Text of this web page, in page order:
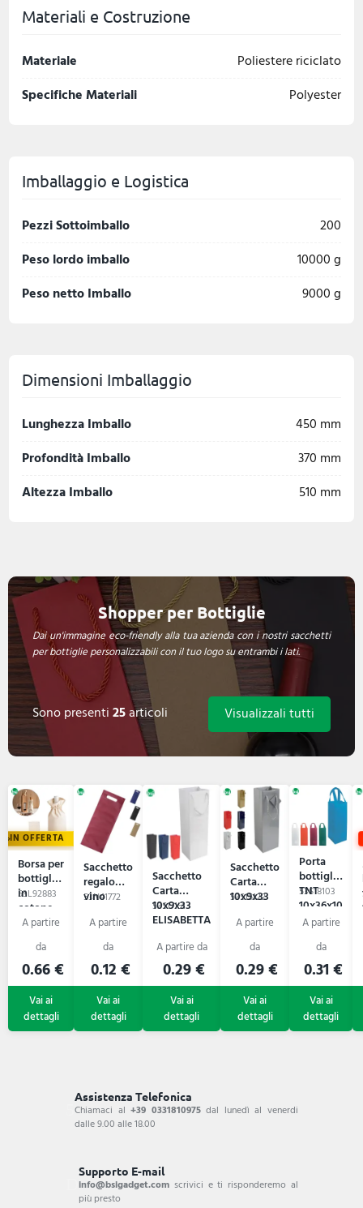
Materiali e Costruzione
Materiale
Poliestere riciclato
Specifiche Materiali
Polyester
Imballaggio e Logistica
Pezzi Sottoimballo
200
Peso lordo imballo
10000 g
Peso netto Imballo
9000 g
Dimensioni Imballaggio
Lunghezza Imballo
450 mm
Profondità Imballo
370 mm
Altezza Imballo
510 mm
Shopper per Bottiglie
Dai un'immagine eco-friendly alla tua azienda con i nostri sacchetti
per bottiglie personalizzabili con il tuo logo su entrambi i lati.
Sono presenti25articoli Visualizzali tutti
IN OFFERTA
Borsa per
bottiglia
in
cotone -
JEROME
53L92883
0.66 €
Sacchetto
regalo
vino
53N41772
0.12 €
Sacchetto
Carta
10x9x33
ELISABETTA
53S17151
0.29 €
Sacchetto
Carta
10x9x33
53S15122
0.29 €
Porta
bottiglia
TNT
10x36x10
ELEKTRA
53S18103
0.31 €
Assistenza Telefonica
Chiamaci al+39 0331810975dal lunedì al venerdi
dalle 9.00 alle 18.00
Supporto E-mail
info@bsigadget.com scrivici e ti risponderemo al
più presto